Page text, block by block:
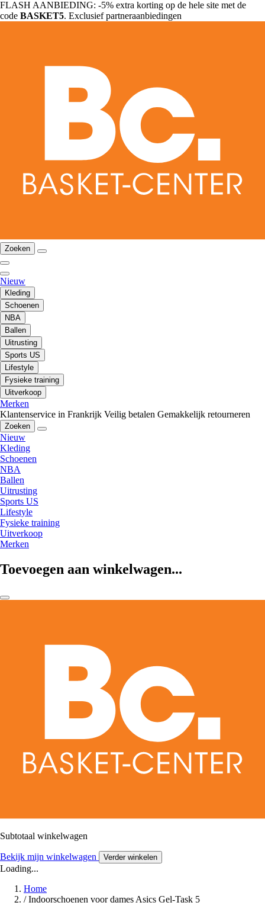
FLASH AANBIEDING: -5% extra korting op de hele site met de
code BASKET5. Exclusief partneraanbiedingen
Zoeken
Nieuw
Kleding
Schoenen
NBA
Ballen
Uitrusting
Sports US
Lifestyle
Fysieke training
Uitverkoop
Merken
Klantenservice in Frankrijk Veilig betalen Gemakkelijk retourneren
Zoeken
Nieuw
Kleding
Schoenen
NBA
Ballen
Uitrusting
Sports US
Lifestyle
Fysieke training
Uitverkoop
Merken
Toevoegen aan winkelwagen...
Subtotaal winkelwagen
Bekijk mijn winkelwagen Verder winkelen
Loading...
Home
/ Indoorschoenen voor dames Asics Gel-Task 5